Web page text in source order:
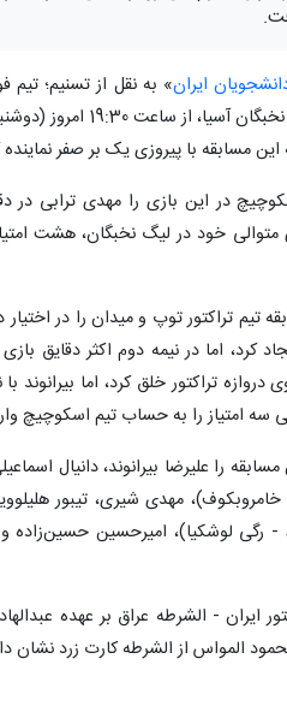
ایران» به نقل از تسنیم؛ تیم
فصل 26-2025 لیگ
مسابقه با پیروزی یک بر صفر
خود در لیگ نخبگان، هشت
تیم تراکتور توپ و میدان را در
کرد، اما در نیمه دوم اکثر دقایق
دروازه تراکتور خلق کرد، اما
امتیاز را به حساب تیم اسکوچیچ
را علیرضا بیرانوند، دانیال
ایران - الشرطه عراق بر عهده
المواس از الشرطه کارت زرد نشان